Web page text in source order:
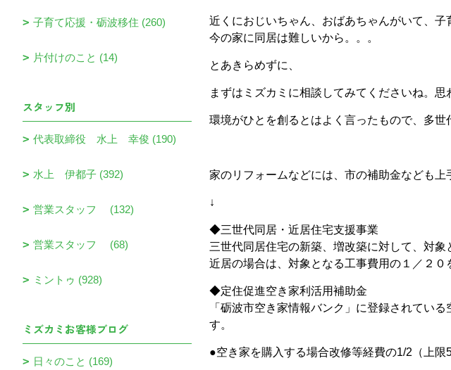
近くにおじいちゃん、おばあちゃんがいて、子
今の家に同居は難しいから。。。
とあきらめずに、
まずはミズカミに相談してみてくださいね。思
環境がひとを創るとはよく言ったもので、多
家のリフォームなどには、市の補助金なども上
↓
◆三世代同居・近居住宅支援事業
三世代同居住宅の新築、増改築に対して、対象
近居の場合は、対象となる工事費用の１／２０
◆定住促進空き家利活用補助金
「砺波市空き家情報バンク」に登録されてい
す。
●空き家を購入する場合改修等経費の1/2（上限
子育て応援・砺波移住 (260)
片付けのこと (14)
スタッフ別
代表取締役 水上 幸俊 (190)
水上 伊都子 (392)
営業スタッフ (132)
営業スタッフ (68)
ミントゥ (928)
ミズカミお客様ブログ
日々のこと (169)